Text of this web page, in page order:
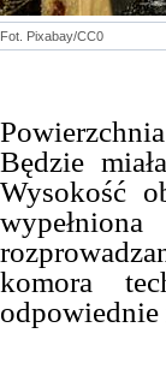
Fot. Pixabay/CC0
Będzie
Wysokość
komora